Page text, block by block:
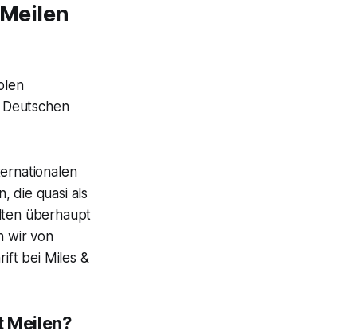
die quasi als
überhaupt
wir von
bei Miles &
Meilen?